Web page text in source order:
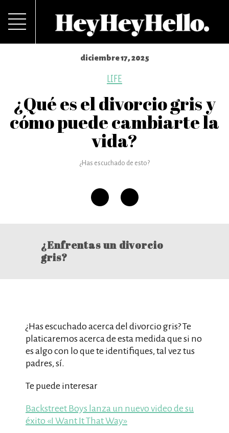
diciembre 17, 2025
LIFE
¿Qué es el divorcio gris y
cómo puede cambiarte la
vida?
¿Has escuchado de esto?
¿Enfrentas un divorcio
gris?
¿Has escuchado acerca del divorcio gris? Te
platicaremos acerca de esta medida que si no
es algo con lo que te identifiques, tal vez tus
padres, sí.
Te puede interesar
Backstreet Boys lanza un nuevo video de su
éxito «I Want It That Way»